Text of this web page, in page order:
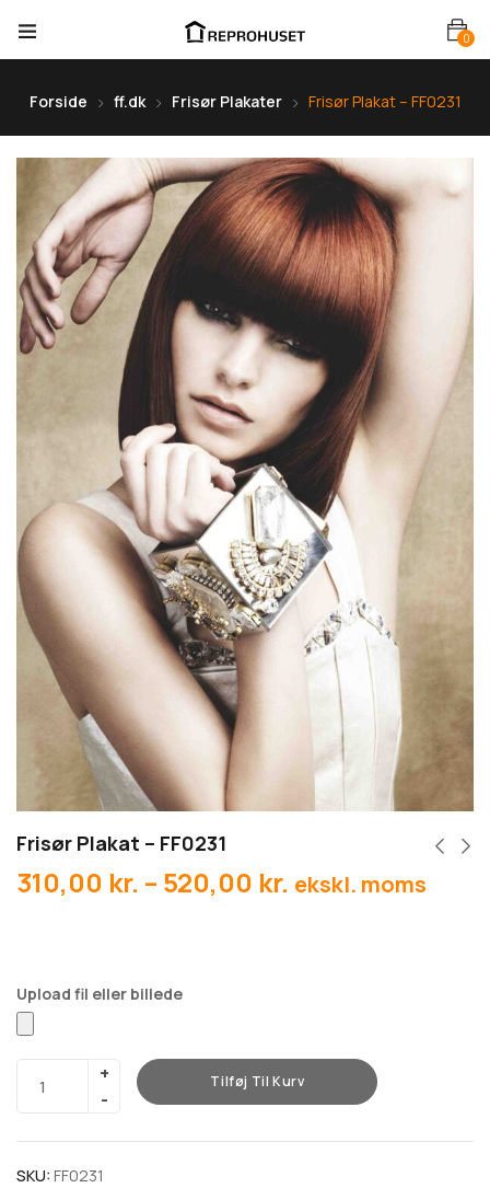
0
Forside ff.dk Frisør Plakater Frisør Plakat – FF0231
Frisør Plakat – FF0231
310,00 kr. – 520,00 kr. ekskl. moms
Tilføj Til Kurv
SKU: FF0231